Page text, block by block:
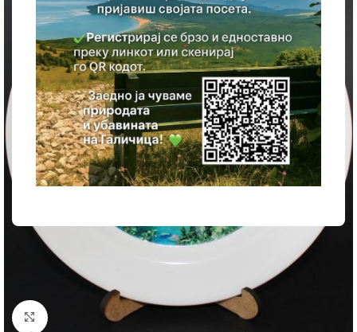
Кликнете за зголемување